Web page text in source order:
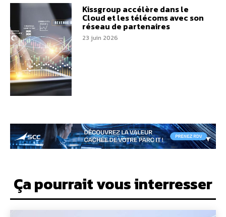
Kissgroup accélère dans le
Cloud et les télécoms avec son
réseau de partenaires
23 juin 2026
Ça pourrait vous interresser